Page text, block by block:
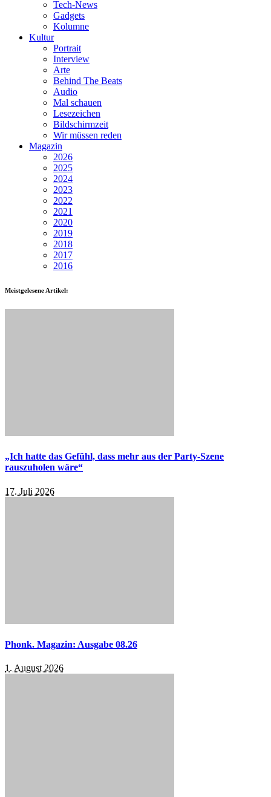
Tech-News
Gadgets
Kolumne
Kultur
Portrait
Interview
Arte
Behind The Beats
Audio
Mal schauen
Lesezeichen
Bildschirmzeit
Wir müssen reden
Magazin
2026
2025
2024
2023
2022
2021
2020
2019
2018
2017
2016
Meistgelesene Artikel:
„Ich hatte das Gefühl, dass mehr aus der Party-Szene
rauszuholen wäre“
17. Juli 2026
Phonk. Magazin: Ausgabe 08.26
1. August 2026